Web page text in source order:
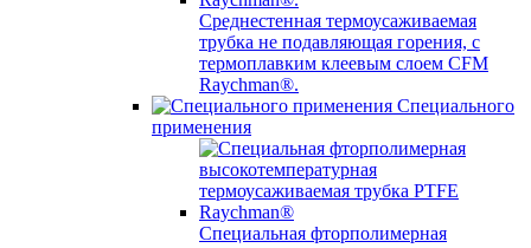
Среднестенная термоусаживаемая
трубка не подавляющая горения, с
термоплавким клеевым слоем CFM
Raychman®.
Специального
применения
Специальная фторполимерная